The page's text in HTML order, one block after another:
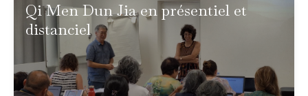
Qi Men Dun Jia en présentiel et
distanciel